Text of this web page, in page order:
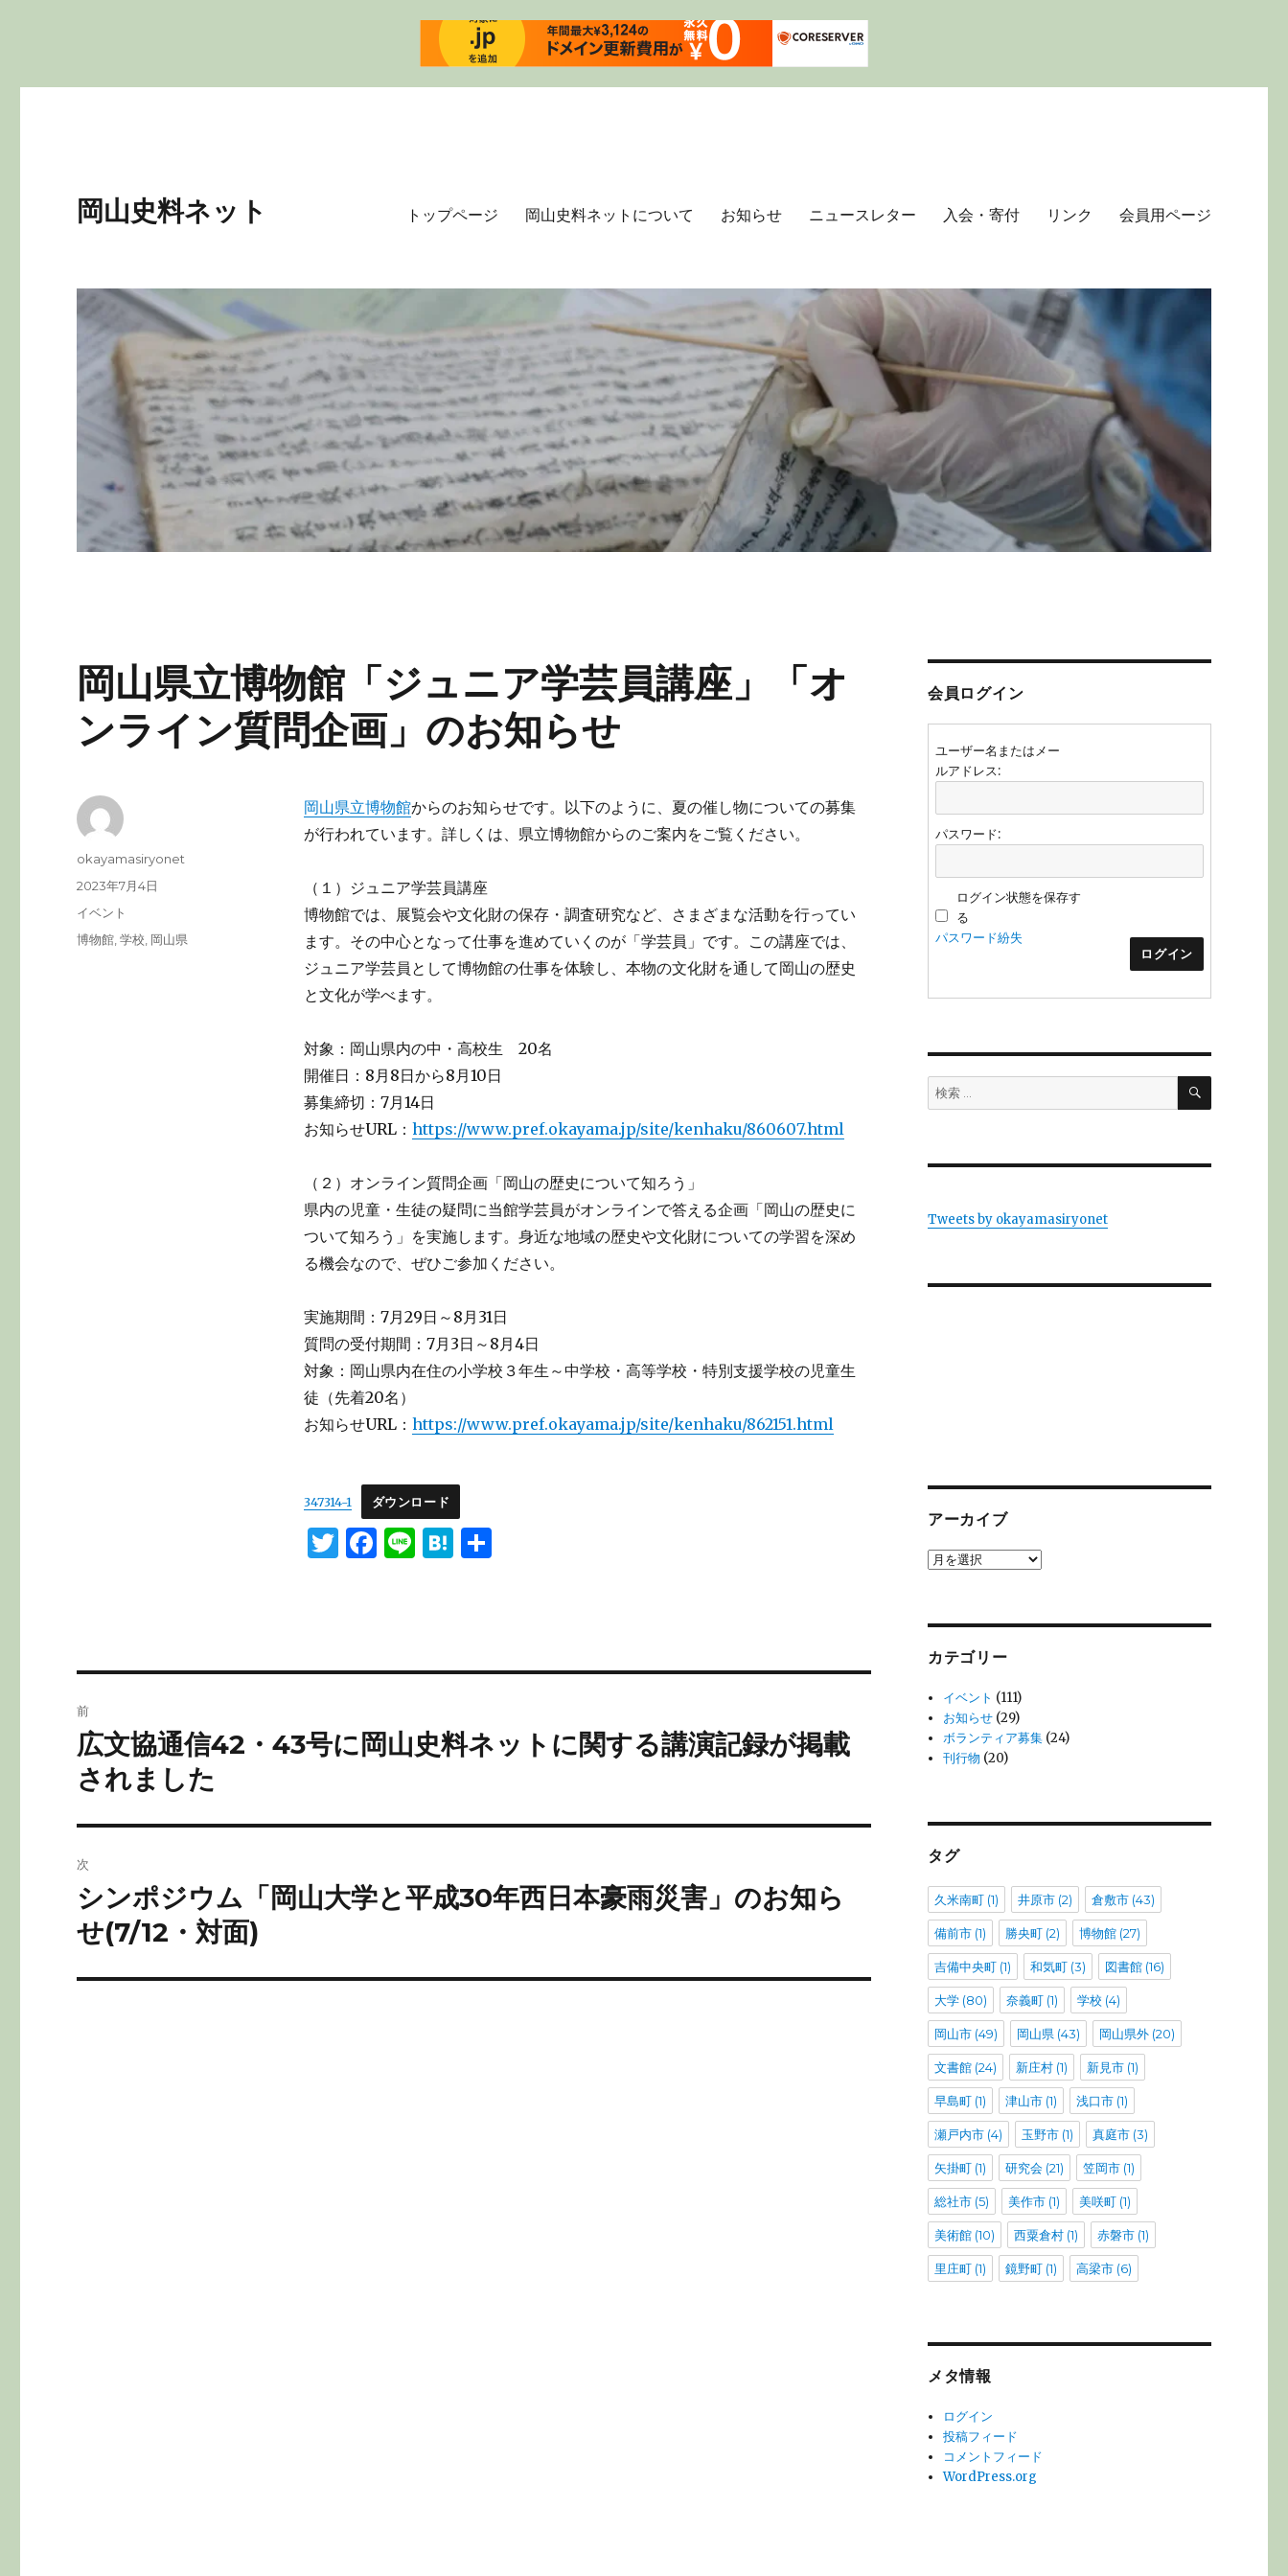
岡山史料ネット トップページ 岡山史料ネットについて お知らせ ニュースレター 入会・寄付 リンク 会員用ページ
岡山県立博物館「ジュニア学芸員講座」「オ
ンライン質問企画」のお知らせ
岡山県立博物館からのお知らせです。以下のように、夏の催し物についての募集
が行われています。詳しくは、県立博物館からのご案内をご覧ください。
（１）ジュニア学芸員講座
博物館では、展覧会や文化財の保存・調査研究など、さまざまな活動を行ってい
ます。その中心となって仕事を進めていくのが「学芸員」です。この講座では、
ジュニア学芸員として博物館の仕事を体験し、本物の文化財を通して岡山の歴史
と文化が学べます。
対象：岡山県内の中・高校生 20名
開催日：8月8日から8月10日
募集締切：7月14日
お知らせURL： https://www.pref.okayama.jp/site/kenhaku/860607.html
（２）オンライン質問企画「岡山の歴史について知ろう」
県内の児童・生徒の疑問に当館学芸員がオンラインで答える企画「岡山の歴史に
ついて知ろう」を実施します。身近な地域の歴史や文化財についての学習を深め
る機会なので、ぜひご参加ください。
実施期間：7月29日～8月31日
質問の受付期間：7月3日～8月4日
対象：岡山県内在住の小学校３年生～中学校・高等学校・特別支援学校の児童生
徒（先着20名）
お知らせURL： https://www.pref.okayama.jp/site/kenhaku/862151.html
347314-1 ダウンロード
T
r
F
b
o
k
Li H
a
共
投
okayamasiryonet
投
稿
2023年7月4日
カ
テ
イベント
タ
博物館 ,学校 岡山県
稿
ナ
ゲ
ー
シ
ョ
前
前
の
投
稿:
広文協通信42・43号に岡山史料ネットに関する講演記録が掲載
されました
次
次
の
投
稿:
シンポジウム「岡山大学と平成30年西日本豪雨災害」のお知ら
せ(7/12・対面)
会員ログイン
ユーザー名またはメー
ルアドレス:
パスワード:
ログイン状態を保存す
る
ログイン
パスワード紛失
検
索:
検
Tweets by okayamasiryonet
アーカイブ
ア
カテゴリー
イベント (111)
お知らせ (29)
ボランティア募集 (24)
刊行物 (20)
タグ
久米南町(1) 井原市(2) 倉敷市(43)
備前市(1) 勝央町(2) 博物館(27)
吉備中央町(1) 和気町(3) 図書館(16)
大学(80) 奈義町(1) 学校 (4)
岡山市(49) 岡山県(43) 岡山県外(20)
文書館(24) 新庄村(1) 新見市(1)
早島町(1) 津山市(1) 浅口市(1)
瀬戸内市(4) 玉野市(1) 真庭市(3)
矢掛町(1) 研究会(21) 笠岡市(1)
総社市(5) 美作市(1) 美咲町(1)
美術館(10) 西粟倉村(1) 赤磐市(1)
里庄町(1) 鏡野町(1) 高梁市(6)
メタ情報
ログイン
投稿フィード
コメントフィード
WordPress.org